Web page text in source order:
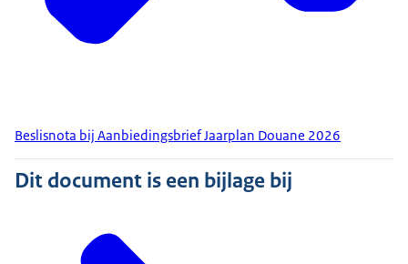
Beslisnota bij Aanbiedingsbrief Jaarplan Douane 2026
Dit document is een bijlage bij